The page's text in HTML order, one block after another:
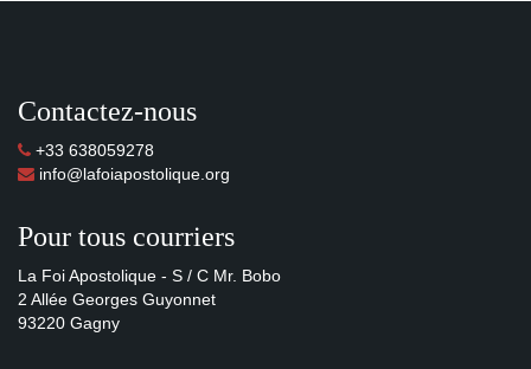
Contactez-nous
+33 638059278
info@lafoiapostolique.org
Pour tous courriers
La Foi Apostolique - S / C Mr. Bobo
2 Allée Georges Guyonnet
93220 Gagny